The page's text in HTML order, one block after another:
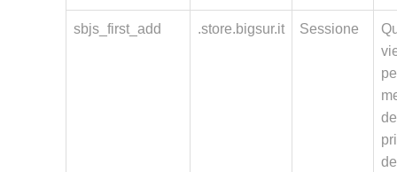
sbjs_first_add .store.bigsur.it Sessione